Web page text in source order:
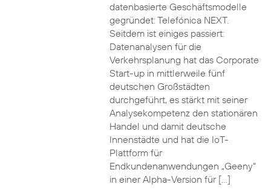
datenbasierte Geschäftsmodelle
gegründet: Telefónica NEXT.
Seitdem ist einiges passiert:
Datenanalysen für die
Verkehrsplanung hat das Corporate
Start-up in mittlerweile fünf
deutschen Großstädten
durchgeführt, es stärkt mit seiner
Analysekompetenz den stationären
Handel und damit deutsche
Innenstädte und hat die IoT-
Plattform für
Endkundenanwendungen „Geeny“
in einer Alpha-Version für […]